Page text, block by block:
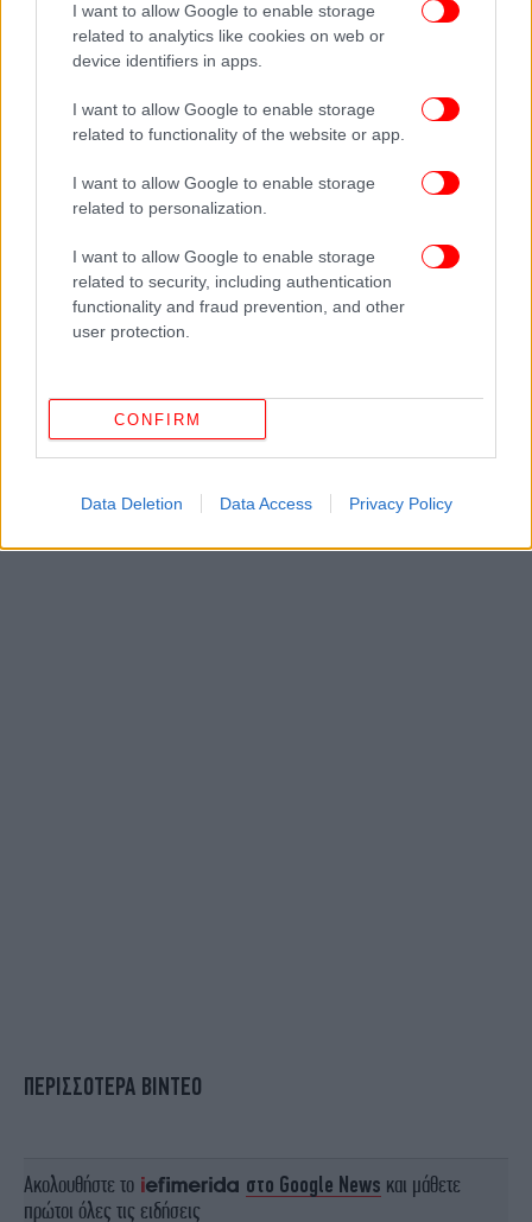
I want to allow Google to enable storage
related to analytics like cookies on web or
device identifiers in apps.
I want to allow Google to enable storage
related to functionality of the website or app.
I want to allow Google to enable storage
related to personalization.
I want to allow Google to enable storage
related to security, including authentication
functionality and fraud prevention, and other
user protection.
CONFIRM
Data Deletion Data Access Privacy Policy
Θεού, βρίσκονταν πέρα από τον πικρό ποταμό στην
πίσω πλευρά ενός βουνού - το ίδιο βουνό στο
οποίο συνετρίβη η Κιβωτός του Νώε, σύμφωνα με
τη Βίβλο. «Αυτό είναι κάτι αρκετά ενδιαφέρον για
να το σκεφτεί κανείς, επειδή δείχνει ότι η ιστορία
άλλο», κατέληξε ο Φίνκελ.
ΟΛΕΣ ΟΙ ΕΙΔΗΣΕΙΣ
Μητσοτάκης για μεταναστευτικό και Γερμανία: Οχι σε
μονομερή κατάργηση της Σένγκεν -Δεν θα πετάξουν το
Παρασκευή με βροχές και καταιγίδες -Σε ποιες περιοχές
Σε μπελάδες ο Τραμπ λέει το Time με ένα τρομερό
ΠΕΡΙΣΣΟΤΕΡΑ ΒΙΝΤΕΟ
Ακολουθήστε το στο Google News και μάθετε
πρώτοι όλες τις ειδήσεις